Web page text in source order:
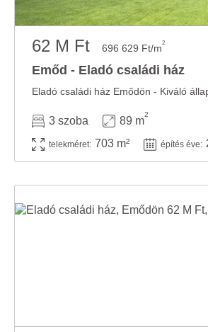
62 M Ft 696 629 Ft/m2
Emőd - Eladó családi ház
3 szoba 89 m
2
telekméret: 703 m² építés éve: